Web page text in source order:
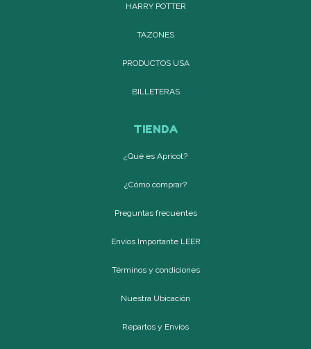
HARRY POTTER
TAZONES
PRODUCTOS USA
BILLETERAS
TIENDA
¿Qué es Apricot?
¿Cómo comprar?
Preguntas frecuentes
Envíos Importante LEER
Términos y condiciones
Nuestra Ubicación
Repartos y Envíos